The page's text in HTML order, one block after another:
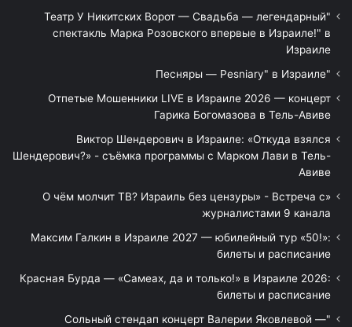
"Театр У Никитских Ворот — Свадьба — легендарный
спектакль Марка Розовского впервые в Израиле!" в
Израиле
"Песняры — Pesniary" в Израиле
Отпетые Мошенники LIVE в Израиле 2026 — концерт
Гарика Богомазова в Тель-Авиве
Виктор Шендерович в Израиле: «Откуда взялся
Шендерович?» - съёмка программы с Марком Лави в Тель-
Авиве
«О чём молчит ТВ? Израиль без цензуры» - Встреча с
журналистами 9 канала
Максим Галкин в Израиле 2027 — юбилейный тур «50!»:
билеты и расписание
Красная Бурда — «Самеах, да и только!» в Израиле 2026:
билеты и расписание
"Сольный стендап концерт Валерии Яковлевой —